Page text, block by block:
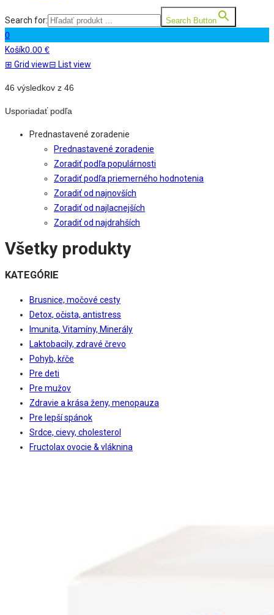
Search for: Search Button
0
Košík0.00 €
⊞ Grid view⊟ List view
46 výsledkov z 46
Usporiadať podľa
Prednastavené zoradenie
Prednastavené zoradenie
Zoradiť podľa populárnosti
Zoradiť podľa priemerného hodnotenia
Zoradiť od najnovších
Zoradiť od najlacnejších
Zoradiť od najdrahších
Všetky produkty
KATEGÓRIE
Brusnice, močové cesty
Detox, očista, antistress
Imunita, Vitamíny, Minerály
Laktobacily, zdravé črevo
Pohyb, kŕče
Pre deti
Pre mužov
Zdravie a krása ženy, menopauza
Pre lepší spánok
Srdce, cievy, cholesterol
Fructolax ovocie & vláknina